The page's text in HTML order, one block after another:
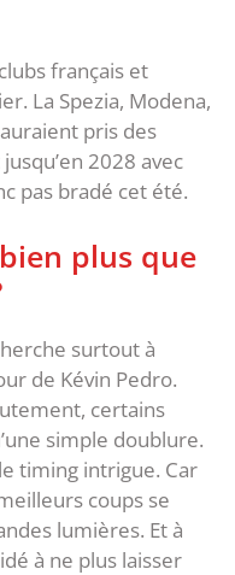
français et
La Spezia, Modena,
pris des
2028 avec
pas bradé cet été.
plus que
surtout à
de Kévin Pedro.
certains
simple doublure.
timing intrigue. Car
coups se
lumières. Et à
à ne plus laisser